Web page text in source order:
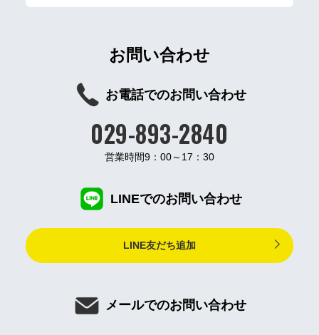
お問い合わせ
お電話でのお問い合わせ
029-893-2840
営業時間9：00～17：30
LINEでのお問い合わせ
LINE友だち追加
メールでのお問い合わせ